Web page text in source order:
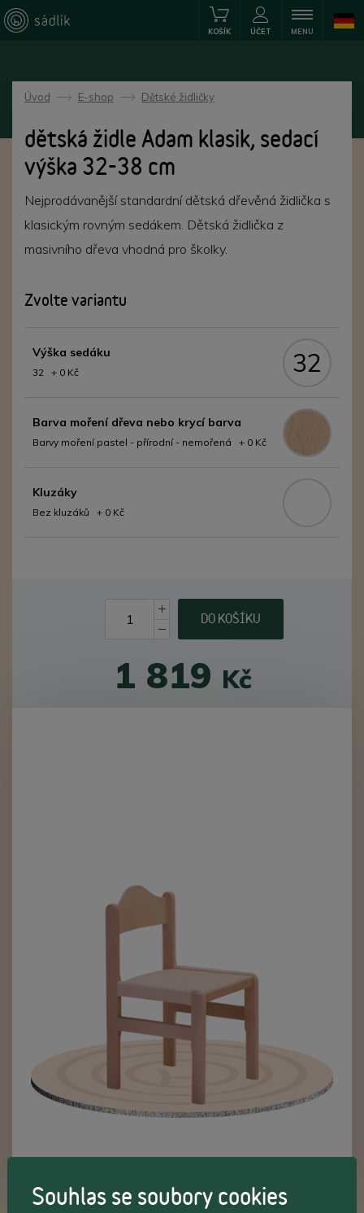
KOŠÍK ÚČET MENU
Úvod
->
E-shop
->
Dětské židličky
dětská židle Adam klasik, sedací
výška 32-38 cm
Nejprodávanější standardní dětská dřevěná židlička s
klasickým rovným sedákem. Dětská židlička z
masivního dřeva vhodná pro školky.
Zvolte variantu
Výška sedáku
32 + 0 Kč 32
Barva moření dřeva nebo krycí barva
Barvy moření pastel - přírodní - nemořená + 0 Kč
Kluzáky
Bez kluzáků + 0 Kč
DO KOŠÍKU
1 819 Kč
Souhlas se soubory cookies